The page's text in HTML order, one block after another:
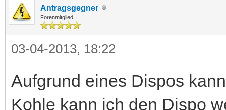
Antragsgegner
Forenmitglied
03-04-2013, 18:22
Aufgrund eines Dispos
Kohle kann ich den Dispo